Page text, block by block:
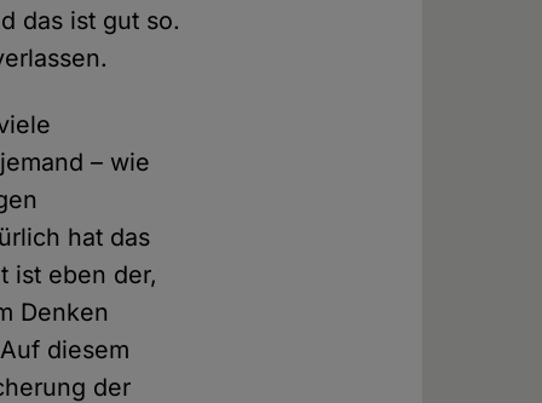
das ist gut so.
– wie
hat das
ist eben der,
Denken
diesem
der